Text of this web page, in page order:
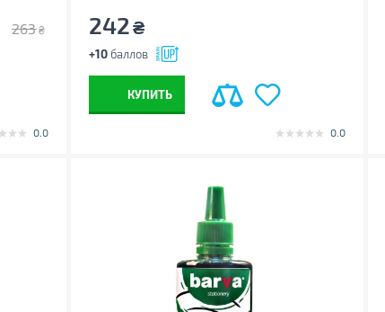
263 ₴
0.0
242₴
+10баллов
КУПИТЬ
0.0